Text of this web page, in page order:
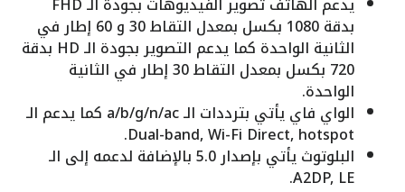
بدقة 1080 بكسل بمعدل التقاط 30 و 60 إطار في
الثانية الواحدة كما يدعم التصوير بجودة الـ HD بدقة
720 بكسل بمعدل التقاط 30 إطار في الثانية
الواحدة.
الواي فاي يأتي بترددات الـ a/b/g/n/ac كما يدعم الـ
Dual-band, Wi-Fi Direct, hotspot.
البلوتوث يأتي بإصدار 5.0 بالإضافة لدعمه إلى الـ
A2DP, LE.